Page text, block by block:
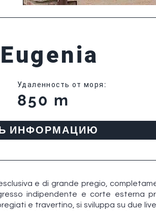
Удаленность от моря :
850 m
ИНФОРМАЦИЮ
e di grande pregio,
indipendente e corte esterna
e travertino, si sviluppa su due